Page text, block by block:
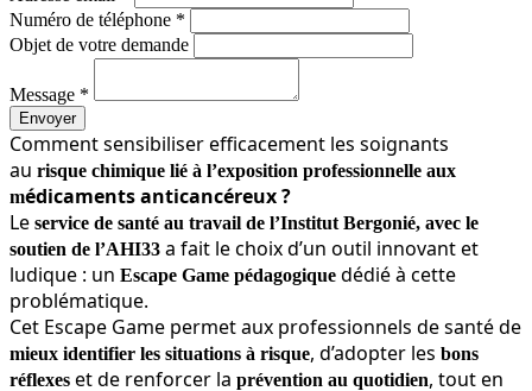
Numéro de téléphone *
Objet de votre demande
Message *
Envoyer
Comment sensibiliser efficacement les soignants
au risque chimique lié à l’exposition professionnelle aux
médicaments anticancéreux ?
Le service de santé au travail de l’Institut Bergonié, avec le
soutien de l’AHI33 a fait le choix d’un outil innovant et
ludique : un Escape Game pédagogique dédié à cette
problématique.
Cet Escape Game permet aux professionnels de santé de
mieux identifier les situations à risque, d’adopter les bons
réflexes et de renforcer la prévention au quotidien, tout en